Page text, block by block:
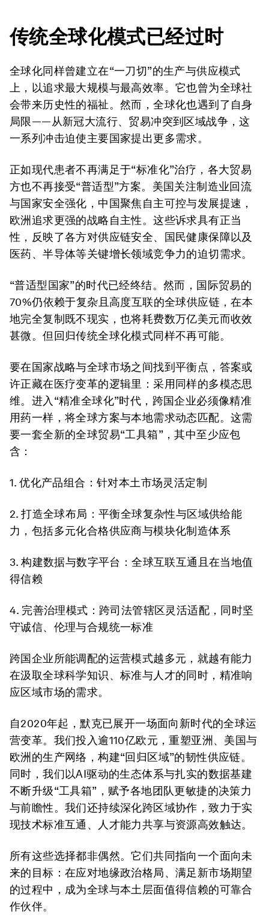
传统全球化模式已经过时
全球化同样曾建立在“一刀切”的生产与供应模式
上，以追求最大规模与最高效率。它也曾为全球社
会带来历史性的福祉。然而，全球化也遇到了自身
局限——从新冠大流行、贸易冲突到区域战争，这
一系列冲击迫使主要国家提出更多需求。
正如现代患者不再满足于“标准化”治疗，各大贸易
方也不再接受“普适型”方案。美国关注制造业回流
与国家安全强化，中国聚焦自主可控与发展提速，
欧洲追求更强的战略自主性。这些诉求具有正当
性，反映了各方对供应链安全、国民健康保障以及
医药、半导体等关键增长领域竞争力的迫切需求。
“普适型国家”的时代已经终结。然而，国际贸易的
70%仍依赖于复杂且高度互联的全球供应链，在本
地完全复制既不现实，也将耗费数万亿美元而收效
甚微。但回归传统全球化模式同样不再可能。
要在国家战略与全球市场之间找到平衡点，答案或
许正藏在医疗变革的逻辑里：采用同样的多模态思
维。进入“精准全球化”时代，跨国企业必须像精准
用药一样，将全球方案与本地需求动态匹配。这需
要一套全新的全球贸易“工具箱”，其中至少应包
含：
1. 优化产品组合： 针对本土市场灵活定制
2. 打造全球布局： 平衡全球复杂性与区域供给能
力，包括多元化合格供应商与模块化制造体系
3. 构建数据与数字平台：全球互联互通且在当地值
得信赖
4. 完善治理模式： 跨司法管辖区灵活适配，同时坚
守诚信、伦理与合规统一标准
跨国企业所能调配的运营模式越多元，就越有能力
在汲取全球科学知识、标准与人才的同时，精准响
应区域市场的需求。
自2020年起，默克已展开一场面向新时代的全球运
营变革。我们投入逾110亿欧元，重塑亚洲、美国与
欧洲的生产网络，构建“回归区域”的韧性供应链。
同时，我们以AI驱动的生态体系与扎实的数据基建
不断升级“工具箱”，赋予各地团队更敏捷的决策力
与前瞻性。我们还持续深化跨区域协作，致力于实
现技术标准互通、人才能力共享与资源高效触达。
所有这些选择都非偶然。它们共同指向一个面向未
来的目标：在应对地缘政治格局、满足新市场期望
的过程中，成为全球与本土层面值得信赖的可靠合
作伙伴。